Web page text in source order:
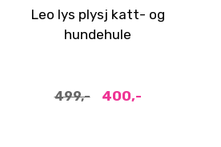
Leo lys plysj katt- og
hundehule
499,- 400,-